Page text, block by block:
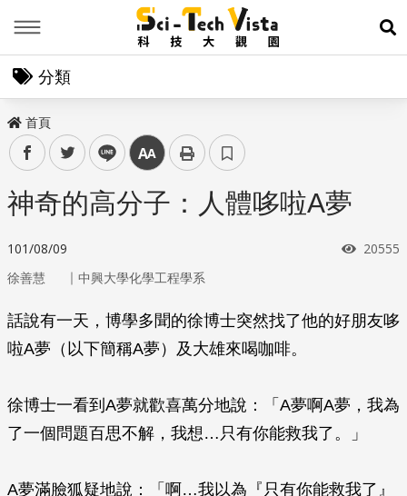
展
分類
首頁
facebooktwitter line 中
神奇的高分子：人體哆啦A夢
101/08/09 瀏覽次
20555
徐善慧 ｜ 中興大學化學工程學系
話說有一天，博學多聞的徐博士突然找了他的好朋友哆
啦A夢（以下簡稱A夢）及大雄來喝咖啡。
徐博士一看到A夢就歡喜萬分地說：「A夢啊A夢，我為
了一個問題百思不解，我想…只有你能救我了。」
A夢滿臉狐疑地說：「啊…我以為『只有你能救我了』